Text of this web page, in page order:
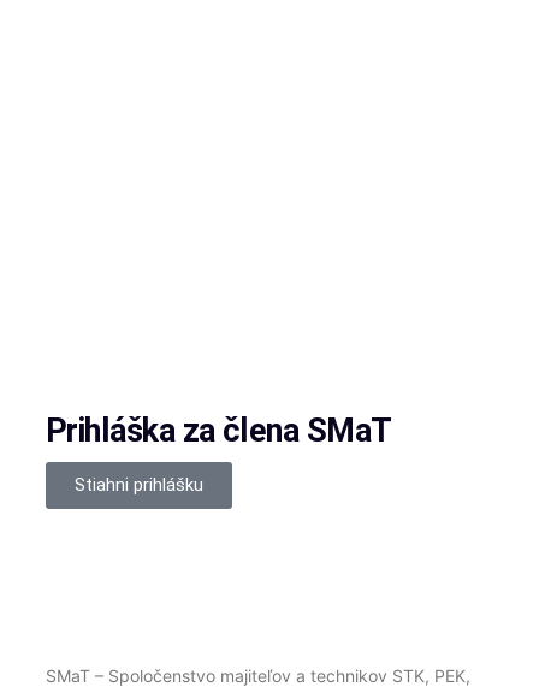
Prihláška za člena SMaT
Stiahni prihlášku
SMaT – Spoločenstvo majiteľov a technikov STK, PEK,